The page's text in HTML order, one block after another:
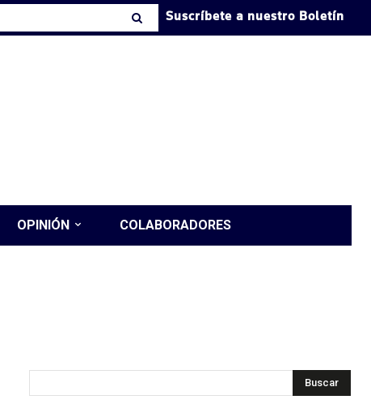
Suscríbete a nuestro Boletín
OPINIÓN COLABORADORES
Buscar